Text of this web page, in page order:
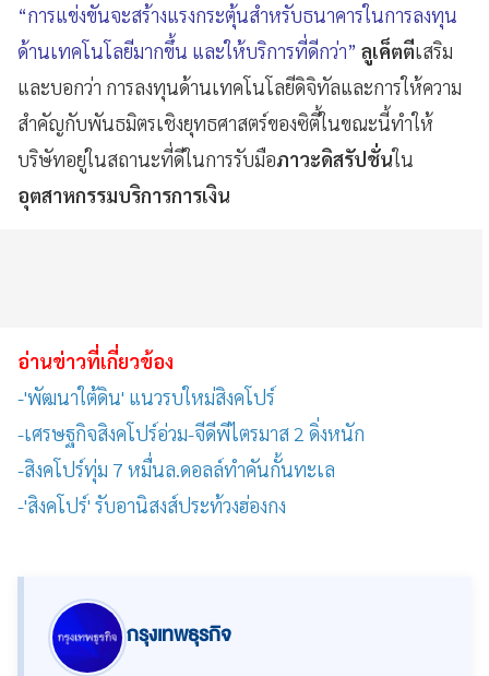
“การแข่งขันจะสร้างแรงกระตุ้นสำหรับธนาคารในการลงทุน
ด้านเทคโนโลยีมากขึ้น และให้บริการที่ดีกว่า” ลูเค็ตตีเสริม
และบอกว่า การลงทุนด้านเทคโนโลยีดิจิทัลและการให้ความ
สำคัญกับพันธมิตรเชิงยุทธศาสตร์ของซิตี้ในขณะนี้ทำให้
บริษัทอยู่ในสถานะที่ดีในการรับมือภาวะดิสรัปชั่นใน
อุตสาหกรรมบริการการเงิน
อ่านข่าวที่เกี่ยวข้อง
-'พัฒนาใต้ดิน' แนวรบใหม่สิงคโปร์
-เศรษฐกิจสิงคโปร์อ่วม-จีดีพีไตรมาส 2 ดิ่งหนัก
-สิงคโปร์ทุ่ม 7 หมื่นล.ดอลล์ทำคันกั้นทะเล
-'สิงคโปร์' รับอานิสงส์ประท้วงฮ่องกง
กรุงเทพธุรกิจ